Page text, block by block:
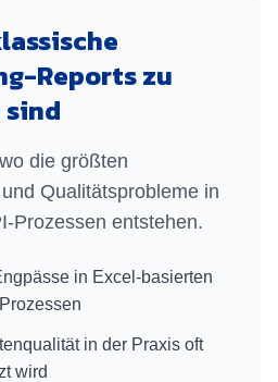
Reports zu
sind
die größten
Qualitätsprobleme in
Prozessen entstehen.
in Excel-basierten
in der Praxis oft
wird